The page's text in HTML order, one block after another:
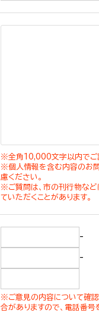
※全角10,000文字以内でご
※個人情報を含む内容のお
慮ください。
※ご質問は、市の刊行物な
ていただくことがあります。
-
-
※ご意見の内容について確
合がありますので、電話番号